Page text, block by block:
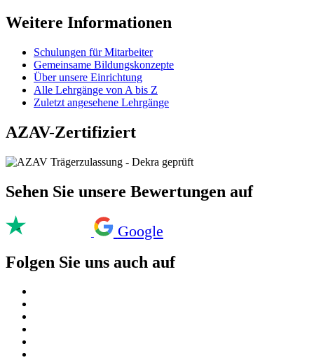
Weitere Informationen
Schulungen für Mitarbeiter
Gemeinsame Bildungskonzepte
Über unsere Einrichtung
Alle Lehrgänge von A bis Z
Zuletzt angesehene Lehrgänge
AZAV-Zertifiziert
Sehen Sie unsere Bewertungen auf
Google
Folgen Sie uns auch auf